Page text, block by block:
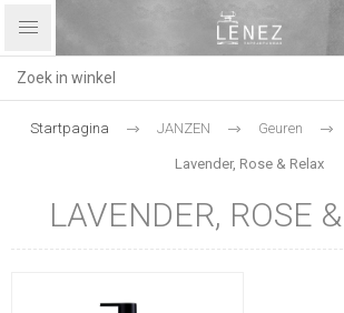
Startpagina JANZEN Geuren
Lavender, Rose & Relax
LAVENDER, ROSE